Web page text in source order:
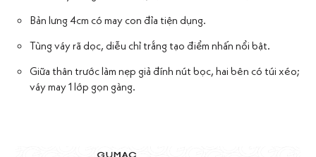
Bản lưng 4cm có may con đỉa tiện dụng.
Tùng váy rã dọc, diễu chỉ trắng tạo điểm nhấn nổi bật.
Giữa thân trước làm nẹp giả đính nút bọc, hai bên có túi xéo;
váy may 1 lớp gọn gàng.